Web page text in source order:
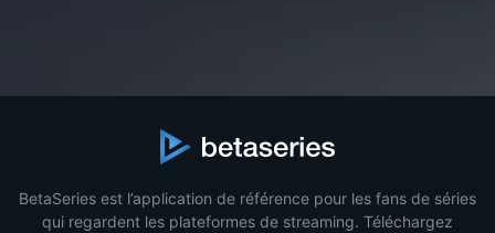
BetaSeries est l’application de référence pour les fans de séries
qui regardent les plateformes de streaming. Téléchargez